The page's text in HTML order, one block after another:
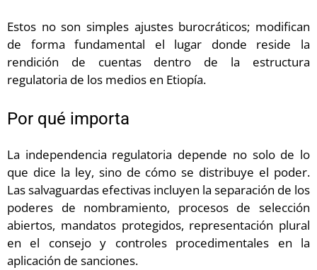
Estos no son simples ajustes burocráticos; modifican
de forma fundamental el lugar donde reside la
rendición de cuentas dentro de la estructura
regulatoria de los medios en Etiopía.
Por qué importa
La independencia regulatoria depende no solo de lo
que dice la ley, sino de cómo se distribuye el poder.
Las salvaguardas efectivas incluyen la separación de los
poderes de nombramiento, procesos de selección
abiertos, mandatos protegidos, representación plural
en el consejo y controles procedimentales en la
aplicación de sanciones.